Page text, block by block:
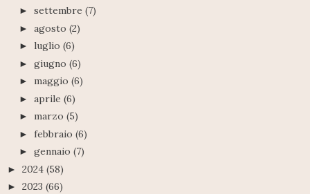
► settembre (7)
► agosto (2)
► luglio (6)
► giugno (6)
► maggio (6)
► aprile (6)
► marzo (5)
► febbraio (6)
► gennaio (7)
► 2024 (58)
► 2023 (66)